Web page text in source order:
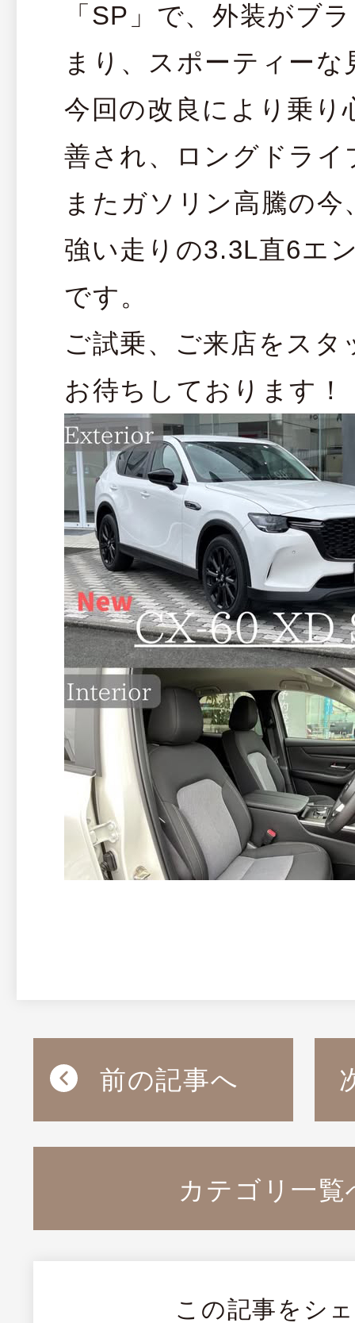
「SP」で、外装がブ
まり、スポーティーな
今回の改良により乗り
善され、ロングドライ
またガソリン高騰の
強い走りの3.3L直6エ
です。
ご試乗、ご来店をスタ
お待ちしております！
前の記事へ
カテゴリ一覧
この記事をシ